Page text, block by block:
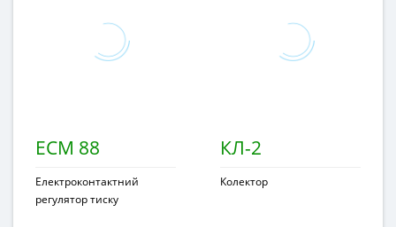
ECM 88
Електроконтактний
регулятор тиску
КЛ-2
Колектор